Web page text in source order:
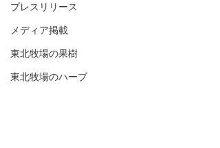
プレスリリース
メディア掲載
東北牧場の果樹
東北牧場のハーブ